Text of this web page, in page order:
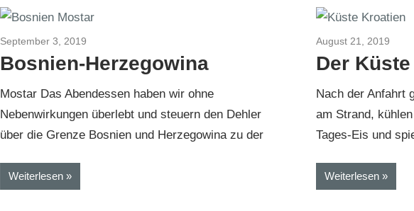
September 3, 2019
Bosnien-Herzegowina
Mostar Das Abendessen haben wir ohne
Nebenwirkungen überlebt und steuern den Dehler
über die Grenze Bosnien und Herzegowina zu der
Weiterlesen
August 21, 2019
Der
Nach der Anfahrt
am Strand,
Tages-Eis und
Weiterlesen